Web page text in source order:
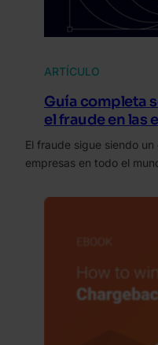
ARTÍCULO
Guía completa
el fraude en las
El fraude sigue siendo
empresas en todo el